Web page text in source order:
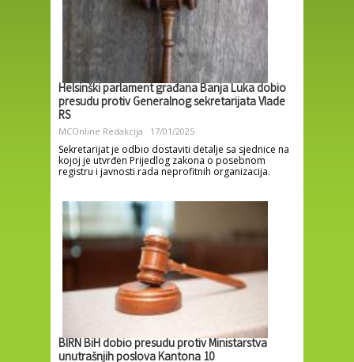
Helsinški parlament građana Banja Luka dobio
presudu protiv Generalnog sekretarijata Vlade
RS
MCOnline Redakcija 17/01/2025
Sekretarijat je odbio dostaviti detalje sa sjednice na
kojoj je utvrđen Prijedlog zakona o posebnom
registru i javnosti rada neprofitnih organizacija.
BIRN BiH dobio presudu protiv Ministarstva
unutrašnjih poslova Kantona 10